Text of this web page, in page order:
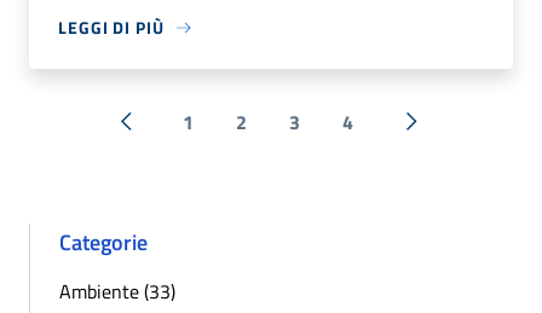
LEGGI DI PIÙ
« Precedente
1 2 3 4 Successiva »
Categorie
Ambiente (33)